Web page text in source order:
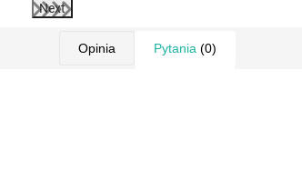
Next
Opinia Pytania (0)